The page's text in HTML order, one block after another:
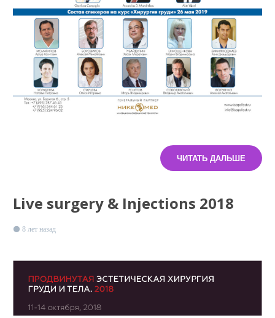
ЧИТАТЬ ДАЛЬШЕ
Live surgery & Injections 2018
8 лет назад